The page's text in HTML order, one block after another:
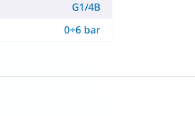
G1/4B
0÷6 bar